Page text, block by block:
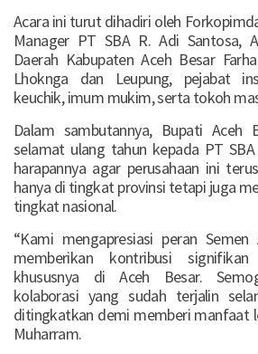
Acara ini turut dihadiri oleh
Manager PT SBA R. Adi Santosa,
Daerah Kabupaten Aceh Besar
Lhoknga dan Leupung, pejabat
keuchik, imum mukim, serta tokoh
Dalam sambutannya, Bupati Aceh
selamat ulang tahun kepada PT
harapannya agar perusahaan ini
hanya di tingkat provinsi tetapi juga
tingkat nasional.
“Kami mengapresiasi peran
memberikan kontribusi
khususnya di Aceh Besar.
kolaborasi yang sudah terjalin
ditingkatkan demi memberi manfaat
Muharram.